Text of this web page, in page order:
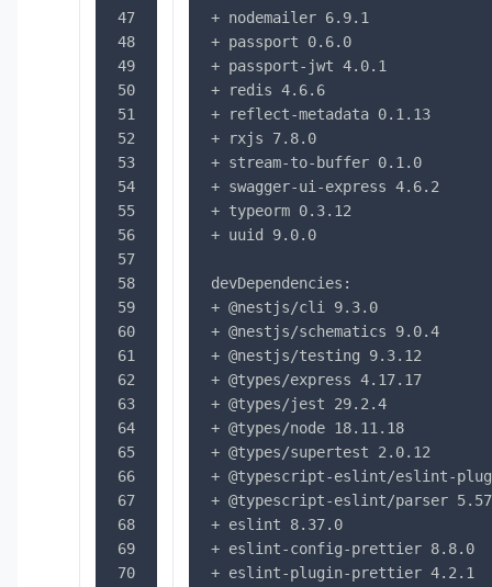
47
48
49
50
51
52
53
54
55
56
57
58
59
60
61
62
63
64
65
66
67
68
69
70
+ nodemailer 6.9.1
+ passport 0.6.0
+ passport-jwt 4.0.1
+ redis 4.6.6
+ reflect-metadata 0.1.13
+ rxjs 7.8.0
+ stream-to-buffer 0.1.0
+ swagger-ui-express 4.6.2
+ typeorm 0.3.12
+ uuid 9.0.0
devDependencies:
+ @nestjs/cli 9.3.0
+ @nestjs/schematics 9.0.4
+ @nestjs/testing 9.3.12
+ @types/express 4.17.17
+ @types/jest 29.2.4
+ @types/node 18.11.18
+ @types/supertest 2.0.12
+ @typescript-eslint/eslint-
+ @typescript-eslint/parser
+ eslint 8.37.0
+ eslint-config-prettier 8.8.0
+ eslint-plugin-prettier 4.2.1